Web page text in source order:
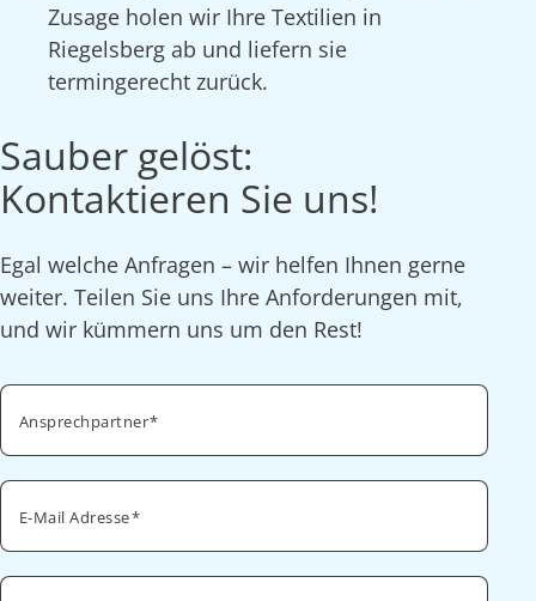
Zusage holen wir Ihre Textilien in
Riegelsberg ab und liefern sie
termingerecht zurück.
Sauber gelöst:
Kontaktieren Sie uns!
Egal welche Anfragen – wir helfen Ihnen gerne
weiter. Teilen Sie uns Ihre Anforderungen mit,
und wir kümmern uns um den Rest!
Ansprechpartner
E-Mail Adresse